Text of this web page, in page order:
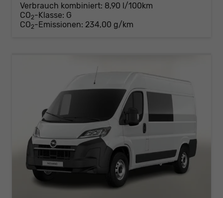
Verbrauch kombiniert: 8,90 l/100km
CO2-Klasse: G
CO2-Emissionen: 234,00 g/km